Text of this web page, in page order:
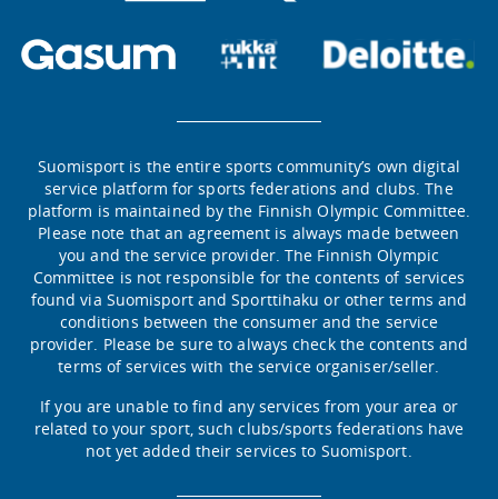
Suomisport is the entire sports community’s own digital
service platform for sports federations and clubs. The
platform is maintained by the Finnish Olympic Committee.
Please note that an agreement is always made between
you and the service provider. The Finnish Olympic
Committee is not responsible for the contents of services
found via Suomisport and Sporttihaku or other terms and
conditions between the consumer and the service
provider. Please be sure to always check the contents and
terms of services with the service organiser/seller.
If you are unable to find any services from your area or
related to your sport, such clubs/sports federations have
not yet added their services to Suomisport.